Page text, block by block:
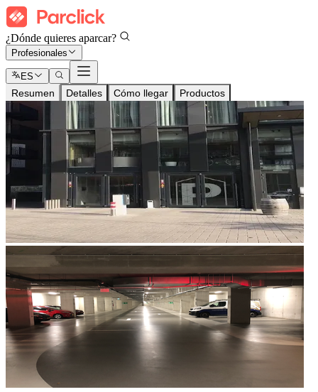
¿Dónde quieres aparcar?
Profesionales
ES
Resumen Detalles Cómo llegar Productos